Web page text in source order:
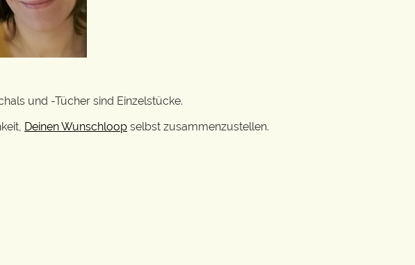
und -Tücher sind Einzelstücke.
Deinen Wunschloop selbst zusammenzustellen.